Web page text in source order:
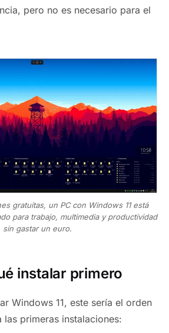
pero no es necesario para el
gratuitas, un PC con Windows 11 está
para trabajo, multimedia y productividad
sin gastar un euro.
instalar primero
Windows 11, este sería el orden
las primeras instalaciones: